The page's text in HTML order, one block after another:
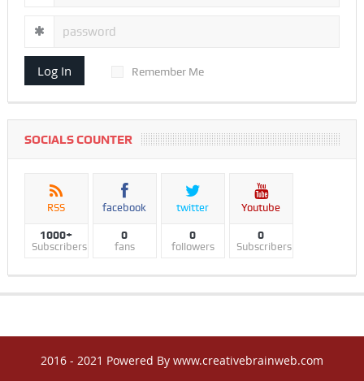
Log In Remember Me
SOCIALS COUNTER
RSS
1000+
Subscribers
facebook
0
fans
twitter
0
followers
Youtube
0
Subscribers
2016 - 2021 Powered By www.creativebrainweb.com